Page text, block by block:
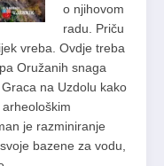
o njihovom
radu. Priču
vreba. Ovdje treba
Oružanih snaga
na Uzdolu kako
je razminiranje
bazene za vodu,